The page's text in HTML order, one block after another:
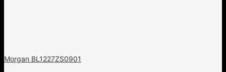
Morgan BL1227ZS0901